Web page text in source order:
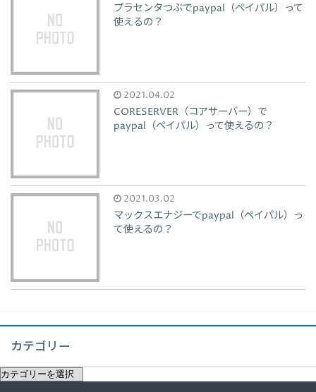
プラセンタつぶでpaypal（ペイパル）って
使えるの？
2021.04.02
CORESERVER（コアサーバー）で
paypal（ペイパル）って使えるの？
2021.03.02
マックスエナジーでpaypal（ペイパル）っ
て使えるの？
カテゴリー